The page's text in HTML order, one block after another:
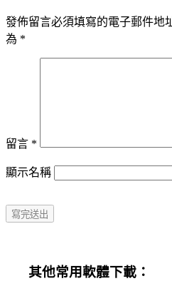
發佈留言必須填寫的電子郵件地
為 *
留言 *
顯示名稱
其他常用軟體下載：